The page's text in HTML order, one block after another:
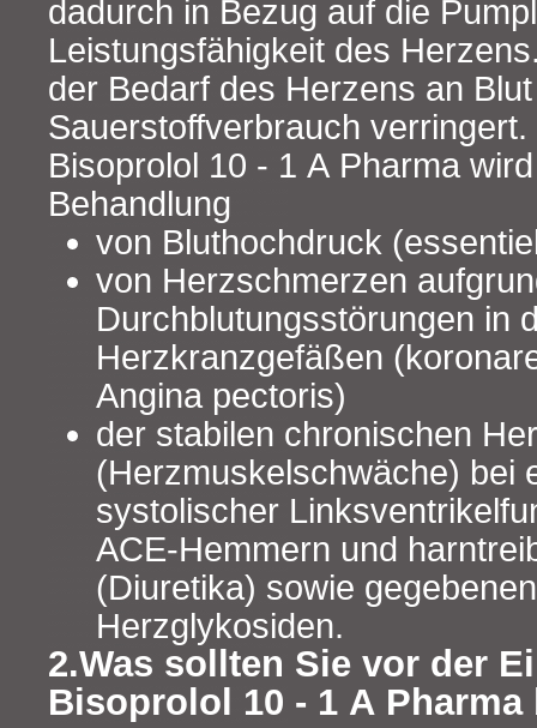
dadurch in Bezug auf die
Leistungsfähigkeit des
der Bedarf des Herzens an
Sauerstoffverbrauch verringert.
Bisoprolol 10 - 1 A Pharma
Behandlung
von Bluthochdruck
von Herzschmerzen
Durchblutungsstörungen in
Herzkranzgefäßen
Angina pectoris)
der stabilen chronischen
(Herzmuskelschwäche) bei
systolischer
ACE-Hemmern und
(Diuretika) sowie
Herzglykosiden.
2.Was sollten Sie vor der
Bisoprolol 10 - 1 A Pharma